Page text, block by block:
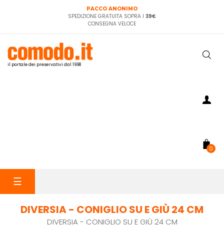
PACCO ANONIMO
SPEDIZIONE GRATUITA SOPRA I 39€
CONSEGNA VELOCE
il portale dei preservativi dal 1998
0
navigazione
☰
DIVERSIA - CONIGLIO SU E GIÙ 24 CM
DIVERSIA - CONIGLIO SU E GIÙ 24 CM